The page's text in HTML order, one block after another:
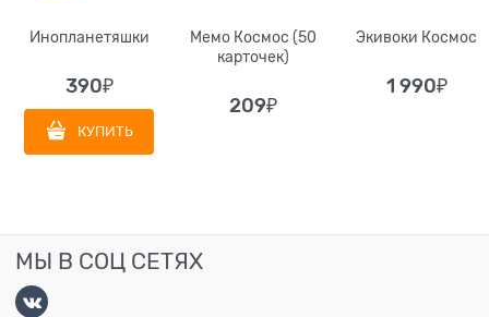
Инопланетяшки
390₽
КУПИТЬ
Мемо Космос (50
карточек)
209₽
Экивоки Космос
1 990₽
МЫ В СОЦ СЕТЯХ